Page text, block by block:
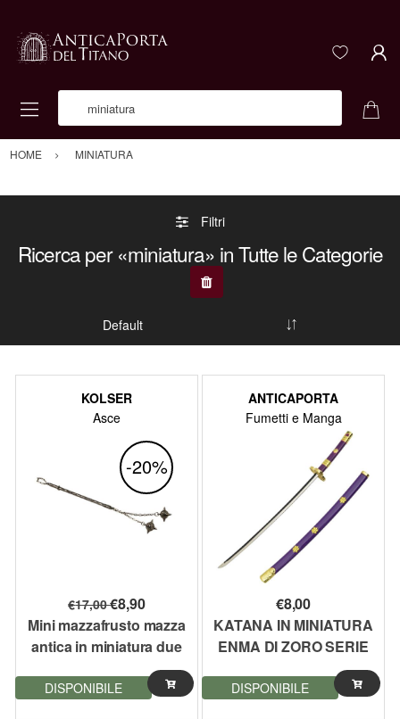
HOME MINIATURA
Filtri
Ricerca per «miniatura» in Tutte le Categorie
KOLSER
Asce
-20%
€17,00€8,90
Mini mazzafrusto mazza
antica in miniatura due
DISPONIBILE
ANTICAPORTA
Fumetti e Manga
€8,00
KATANA IN MINIATURA
ENMA DI ZORO SERIE
ONE PIECE 26CM
(ZSKEY8)
DISPONIBILE